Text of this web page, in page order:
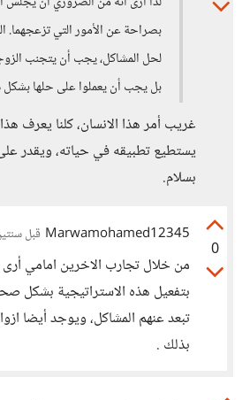
بصراحة عن الأمور التي تزعجهما.
لحل المشاكل، يجب أن يتجنب
بل يجب أن يعملوا على حلها
غريب أمر هذا الانسان، كلنا يعرف
يستطيع تطبيقه في حياته، ويقدر
بسلام.
0
Marwamohamed12345 قبل
من خلال تجارب الاخرين امامي
بتفعيل هذه الاستراتيجية بشكل
تبعد عنهم المشاكل، ويوجد أيضا
بذلك .